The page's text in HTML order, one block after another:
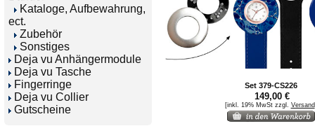
Kataloge, Aufbewahrung,
ect.
Zubehör
Sonstiges
Deja vu Anhängermodule
Deja vu Tasche
Fingerringe
Deja vu Collier
Gutscheine
Set 379-CS226
149,00 €
[inkl. 19% MwSt zzgl. Versand